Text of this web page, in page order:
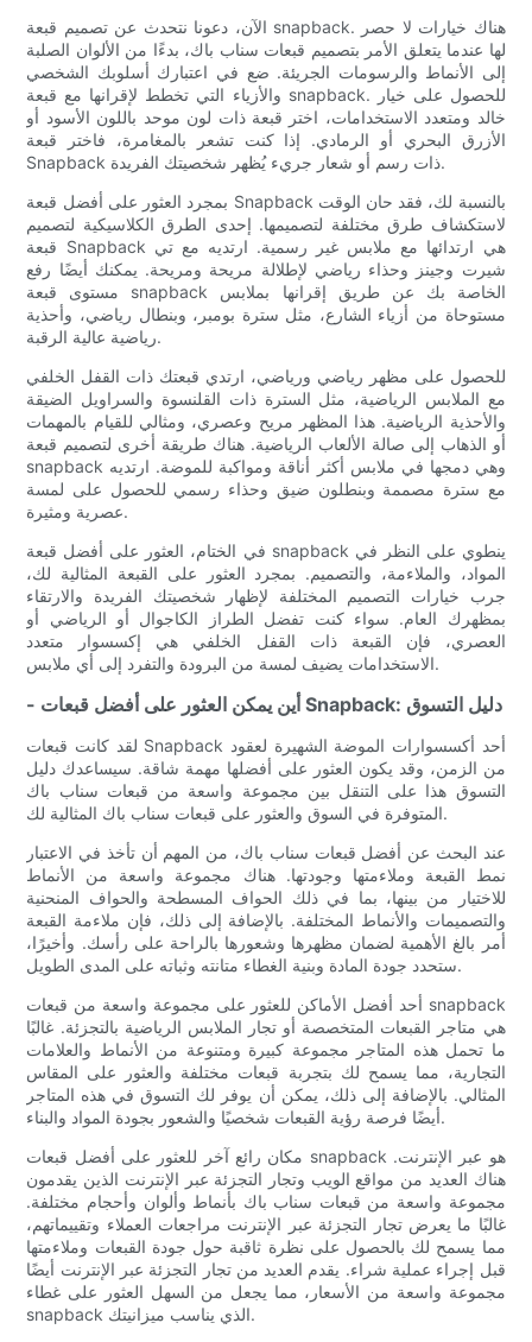
الآن، دعونا نتحدث عن تصميم قبعة snapback. هناك خيارات لا حصر
لها عندما يتعلق الأمر بتصميم قبعات سناب باك، بدءًا من الألوان الصلبة
إلى الأنماط والرسومات الجريئة. ضع في اعتبارك أسلوبك الشخصي
والأزياء التي تخطط لإقرانها مع قبعة snapback. للحصول على خيار
خالد ومتعدد الاستخدامات، اختر قبعة ذات لون موحد باللون الأسود أو
الأزرق البحري أو الرمادي. إذا كنت تشعر بالمغامرة، فاختر قبعة
Snapback ذات رسم أو شعار جريء يُظهر شخصيتك الفريدة.
بمجرد العثور على أفضل قبعة Snapback بالنسبة لك، فقد حان الوقت
لاستكشاف طرق مختلفة لتصميمها. إحدى الطرق الكلاسيكية لتصميم
قبعة Snapback هي ارتدائها مع ملابس غير رسمية. ارتديه مع تي
شيرت وجينز وحذاء رياضي لإطلالة مريحة ومريحة. يمكنك أيضًا رفع
مستوى قبعة snapback الخاصة بك عن طريق إقرانها بملابس
مستوحاة من أزياء الشارع، مثل سترة بومبر، وبنطال رياضي، وأحذية
رياضية عالية الرقبة.
للحصول على مظهر رياضي ورياضي، ارتدي قبعتك ذات القفل الخلفي
مع الملابس الرياضية، مثل السترة ذات القلنسوة والسراويل الضيقة
والأحذية الرياضية. هذا المظهر مريح وعصري، ومثالي للقيام بالمهمات
أو الذهاب إلى صالة الألعاب الرياضية. هناك طريقة أخرى لتصميم قبعة
snapback وهي دمجها في ملابس أكثر أناقة ومواكبة للموضة. ارتديه
مع سترة مصممة وبنطلون ضيق وحذاء رسمي للحصول على لمسة
عصرية ومثيرة.
في الختام، العثور على أفضل قبعة snapback ينطوي على النظر في
المواد، والملاءمة، والتصميم. بمجرد العثور على القبعة المثالية لك،
جرب خيارات التصميم المختلفة لإظهار شخصيتك الفريدة والارتقاء
بمظهرك العام. سواء كنت تفضل الطراز الكاجوال أو الرياضي أو
العصري، فإن القبعة ذات القفل الخلفي هي إكسسوار متعدد
الاستخدامات يضيف لمسة من البرودة والتفرد إلى أي ملابس.
- أين يمكن العثور على أفضل قبعات Snapback: دليل التسوق
لقد كانت قبعات Snapback أحد أكسسوارات الموضة الشهيرة لعقود
من الزمن، وقد يكون العثور على أفضلها مهمة شاقة. سيساعدك دليل
التسوق هذا على التنقل بين مجموعة واسعة من قبعات سناب باك
المتوفرة في السوق والعثور على قبعات سناب باك المثالية لك.
عند البحث عن أفضل قبعات سناب باك، من المهم أن تأخذ في الاعتبار
نمط القبعة وملاءمتها وجودتها. هناك مجموعة واسعة من الأنماط
للاختيار من بينها، بما في ذلك الحواف المسطحة والحواف المنحنية
والتصميمات والأنماط المختلفة. بالإضافة إلى ذلك، فإن ملاءمة القبعة
أمر بالغ الأهمية لضمان مظهرها وشعورها بالراحة على رأسك. وأخيرًا،
ستحدد جودة المادة وبنية الغطاء متانته وثباته على المدى الطويل.
أحد أفضل الأماكن للعثور على مجموعة واسعة من قبعات snapback
هي متاجر القبعات المتخصصة أو تجار الملابس الرياضية بالتجزئة. غالبًا
ما تحمل هذه المتاجر مجموعة كبيرة ومتنوعة من الأنماط والعلامات
التجارية، مما يسمح لك بتجربة قبعات مختلفة والعثور على المقاس
المثالي. بالإضافة إلى ذلك، يمكن أن يوفر لك التسوق في هذه المتاجر
أيضًا فرصة رؤية القبعات شخصيًا والشعور بجودة المواد والبناء.
مكان رائع آخر للعثور على أفضل قبعات snapback هو عبر الإنترنت.
هناك العديد من مواقع الويب وتجار التجزئة عبر الإنترنت الذين يقدمون
مجموعة واسعة من قبعات سناب باك بأنماط وألوان وأحجام مختلفة.
غالبًا ما يعرض تجار التجزئة عبر الإنترنت مراجعات العملاء وتقييماتهم،
مما يسمح لك بالحصول على نظرة ثاقبة حول جودة القبعات وملاءمتها
قبل إجراء عملية شراء. يقدم العديد من تجار التجزئة عبر الإنترنت أيضًا
مجموعة واسعة من الأسعار، مما يجعل من السهل العثور على غطاء
snapback الذي يناسب ميزانيتك.